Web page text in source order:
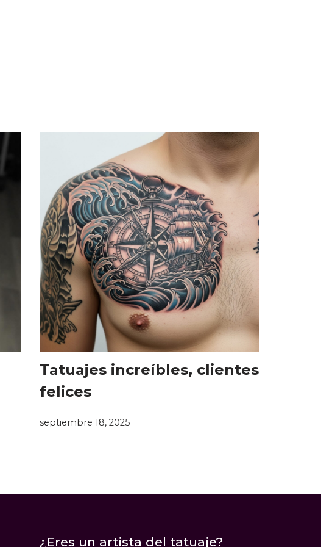
Tatuajes increíbles, clientes
felices
septiembre 18, 2025
¿Eres un artista del tatuaje?